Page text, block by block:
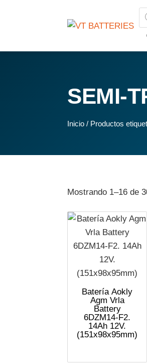
SEMI-
Inicio / Productos
Mostrando 1–16 de
Batería Aokly
Agm Vrla
Battery
6DZM14-F2.
14Ah 12V.
(151x98x95mm)